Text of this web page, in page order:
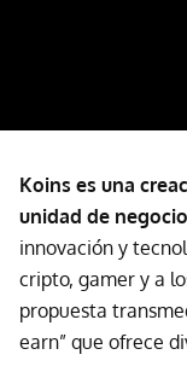
Koins es una
unidad de
innovación y
cripto, gamer y a
propuesta
earn” que ofrece